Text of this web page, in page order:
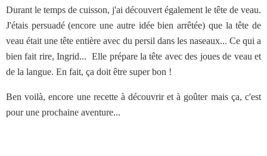
Durant le temps de cuisson, j'ai découvert également le tête de veau.
J'étais persuadé (encore une autre idée bien arrêtée) que la tête de
veau était une tête entière avec du persil dans les naseaux... Ce qui a
bien fait rire, Ingrid... Elle prépare la tête avec des joues de veau et
de la langue. En fait, ça doit être super bon !
Ben voilà, encore une recette à découvrir et à goûter mais ça, c'est
pour une prochaine aventure...